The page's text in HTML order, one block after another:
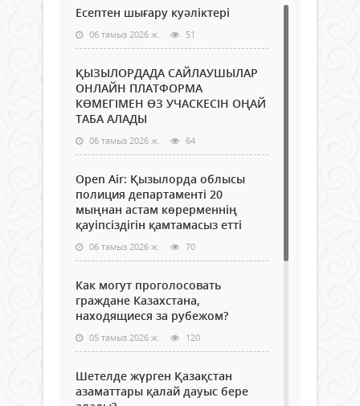
Есептен шығару куәліктері
06 тамыз 2026 ж. 51
ҚЫЗЫЛОРДАДА САЙЛАУШЫЛАР
ОНЛАЙН ПЛАТФОРМА
КӨМЕГІМЕН ӨЗ УЧАСКЕСІН ОҢАЙ
ТАБА АЛАДЫ
06 тамыз 2026 ж. 64
Open Air: Қызылорда облысы
полиция департаменті 20
мыңнан астам көрерменнің
қауіпсіздігін қамтамасыз етті
06 тамыз 2026 ж. 70
Как могут проголосовать
граждане Казахстана,
находящиеся за рубежом?
05 тамыз 2026 ж. 120
Шетелде жүрген Қазақстан
азаматтары қалай дауыс бере